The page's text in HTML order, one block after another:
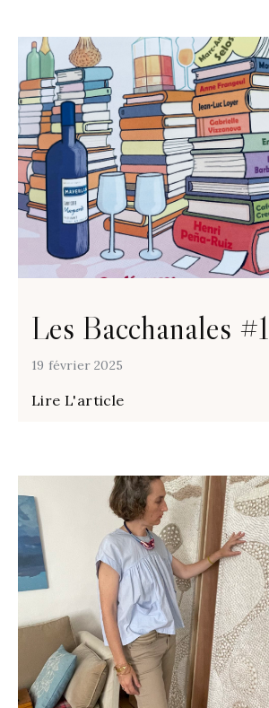
Les Bacchanales #1
19 février 2025
Lire L'article